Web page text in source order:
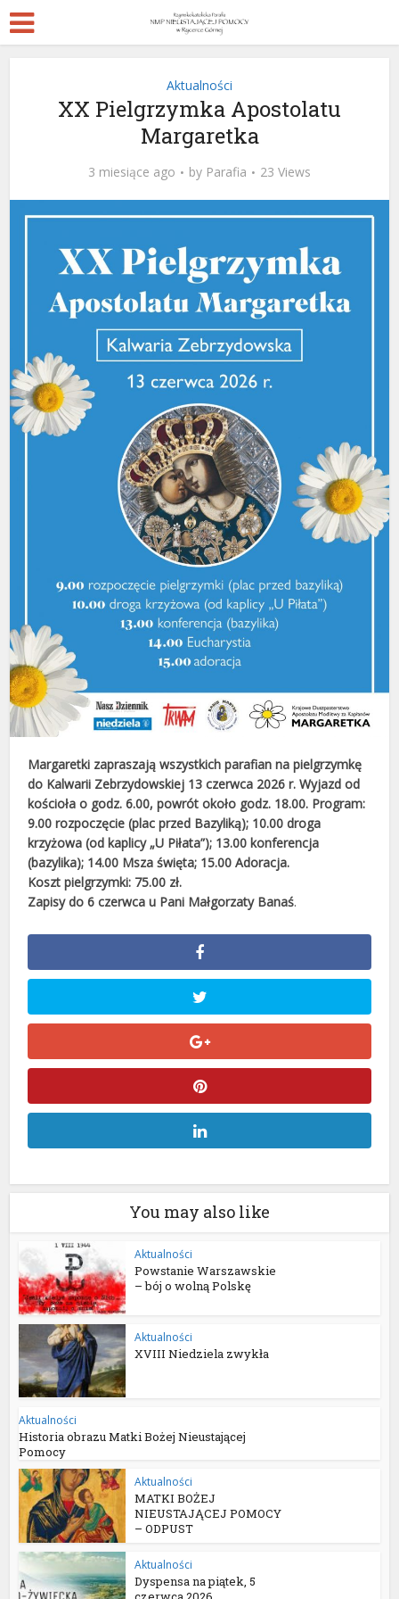
Aktualności
XX Pielgrzymka Apostolatu
Margaretka
3 miesiące ago by Parafia 23 Views
Margaretki zapraszają wszystkich parafian na pielgrzymkę
do Kalwarii Zebrzydowskiej 13 czerwca 2026 r. Wyjazd od
kościoła o godz. 6.00, powrót około godz. 18.00. Program:
9.00 rozpoczęcie (plac przed Bazyliką); 10.00 droga
krzyżowa (od kaplicy „U Piłata”); 13.00 konferencja
(bazylika); 14.00 Msza święta; 15.00 Adoracja.
Koszt pielgrzymki: 75.00 zł.
Zapisy do 6 czerwca u Pani Małgorzaty Banaś.
You may also like
Aktualności
Powstanie Warszawskie
– bój o wolną Polskę
Aktualności
XVIII Niedziela zwykła
Aktualności
Historia obrazu Matki Bożej Nieustającej
Pomocy
Aktualności
MATKI BOŻEJ
NIEUSTAJĄCEJ POMOCY
– ODPUST
Aktualności
Dyspensa na piątek, 5